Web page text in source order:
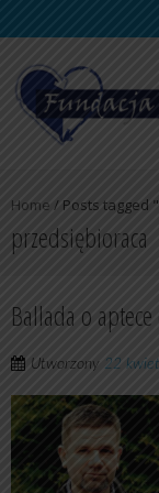
Home / Posts tagged
przedsiębioraca
Ballada o
Utworzony 22